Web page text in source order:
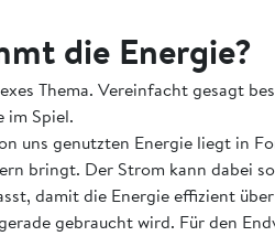
die Energie?
Thema. Vereinfacht gesagt
im Spiel.
uns genutzten Energie liegt in
bringt. Der Strom kann dabei
damit die Energie effizient
gebraucht wird. Für den